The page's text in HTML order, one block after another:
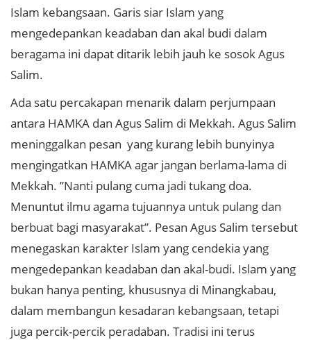
Islam kebangsaan. Garis siar Islam yang
mengedepankan keadaban dan akal budi dalam
beragama ini dapat ditarik lebih jauh ke sosok Agus
Salim.
Ada satu percakapan menarik dalam perjumpaan
antara HAMKA dan Agus Salim di Mekkah. Agus Salim
meninggalkan pesan yang kurang lebih bunyinya
mengingatkan HAMKA agar jangan berlama-lama di
Mekkah. ”Nanti pulang cuma jadi tukang doa.
Menuntut ilmu agama tujuannya untuk pulang dan
berbuat bagi masyarakat”. Pesan Agus Salim tersebut
menegaskan karakter Islam yang cendekia yang
mengedepankan keadaban dan akal-budi. Islam yang
bukan hanya penting, khususnya di Minangkabau,
dalam membangun kesadaran kebangsaan, tetapi
juga percik-percik peradaban. Tradisi ini terus